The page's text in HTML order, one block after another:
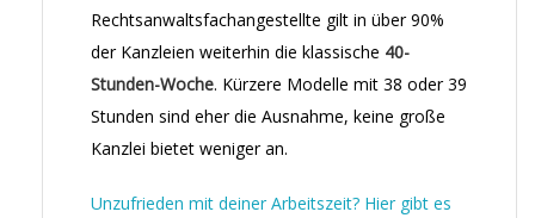
Rechtsanwaltsfachangestellte gilt in über 90%
der Kanzleien weiterhin die klassische 40-
Stunden-Woche. Kürzere Modelle mit 38 oder 39
Stunden sind eher die Ausnahme, keine große
Kanzlei bietet weniger an.
Unzufrieden mit deiner Arbeitszeit? Hier gibt es